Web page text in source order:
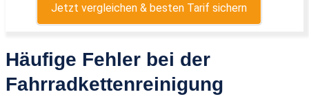
Jetzt vergleichen & besten Tarif sichern
Häufige Fehler bei der
Fahrradkettenreinigung